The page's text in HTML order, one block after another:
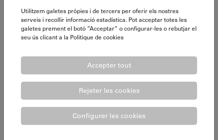
Utilitzem galetes pròpies i de tercers per oferir els nostres
serveis i recollir informació estadística. Pot acceptar totes les
galetes prement el botó ”Acceptar” o configurar-les o rebutjar el
seu ús clicant a la Politique de cookies
Accepter tout
Rejeter les cookies
Configurer les cookies